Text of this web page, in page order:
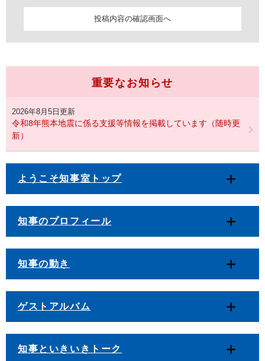
重要なお知らせ
2026年8月5日更新
令和8年熊本地震に係る支援等情報を掲載しています（随時更
新）
ようこそ知事室トップ
知事のプロフィール
知事の動き
ゲストアルバム
知事といきいきトーク